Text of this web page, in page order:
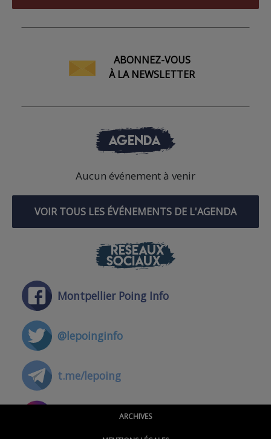
ABONNEZ-VOUS
À LA NEWSLETTER
AGENDA
Aucun événement à venir
VOIR TOUS LES ÉVÉNEMENTS DE L'AGENDA
RÉSEAUX
SOCIAUX
Montpellier Poing Info
@lepoinginfo
t.me/lepoing
@montpellierpoinginfo
ARCHIVES